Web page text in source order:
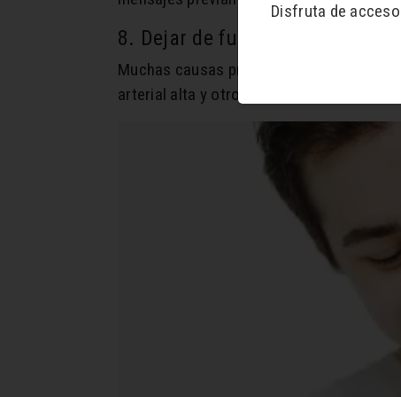
8. Dejar de fumar
Muchas causas provocan disfunción
arterial alta y otros problemas cardíacos
Disfruta de